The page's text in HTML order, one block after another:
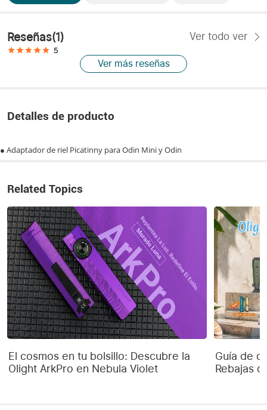
Reseñas(1) Ver todo ver
5
Ver más reseñas
Detalles de producto
● Adaptador de riel Picatinny para Odin Mini y Odin
Related Topics
El cosmos en tu bolsillo: Descubre la
Olight ArkPro en Nebula Violet
Guía de
Rebajas